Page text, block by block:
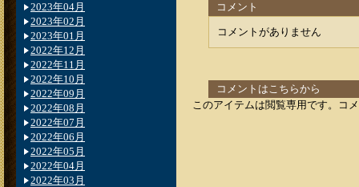
コメント
コメントがありません
コメントはこちらから
このアイテムは閲覧専用です。コ
2023年04月
2023年02月
2023年01月
2022年12月
2022年11月
2022年10月
2022年09月
2022年08月
2022年07月
2022年06月
2022年05月
2022年04月
2022年03月